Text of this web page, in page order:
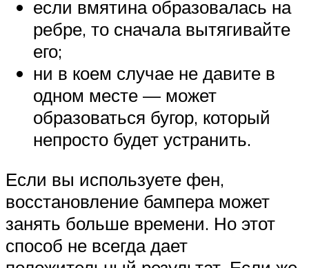
если вмятина образовалась на
ребре, то сначала вытягивайте
его;
ни в коем случае не давите в
одном месте — может
образоваться бугор, который
непросто будет устранить.
Если вы используете фен,
восстановление бампера может
занять больше времени. Но этот
способ не всегда дает